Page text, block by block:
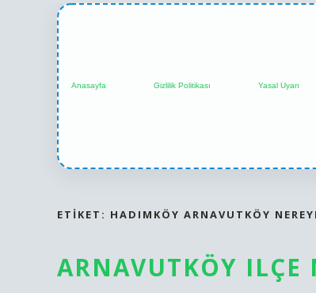
Anasayfa Gizlilik Politikası Yasal Uyarı
ETIKET: HADIMKÖY ARNAVUTKÖY
ARNAVUTKÖY ILÇE